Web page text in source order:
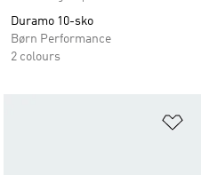
Duramo 10-sko
Børn Performance
2 colours